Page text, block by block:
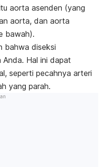
aorta asenden (yang
aorta, dan aorta
bawah).
bahwa diseksi
Hal ini dapat
seperti pecahnya arteri
yang parah.